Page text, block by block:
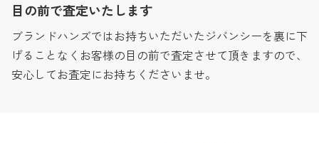
目の前で査定いたします
ブランドハンズではお持ちいただいたジバンシーを裏に下
げることなくお客様の目の前で査定させて頂きますので、
安心してお査定にお持ちくださいませ。